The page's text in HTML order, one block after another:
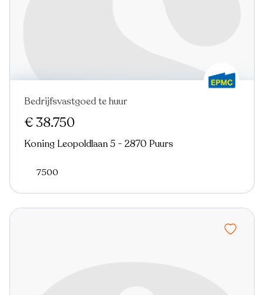
Bedrijfsvastgoed te huur
€ 38.750
Koning Leopoldlaan 5 - 2870 Puurs
7500